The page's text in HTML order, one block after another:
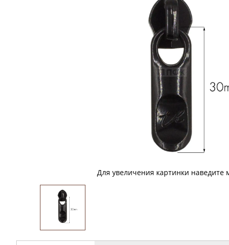
Для увеличения картинки наведите